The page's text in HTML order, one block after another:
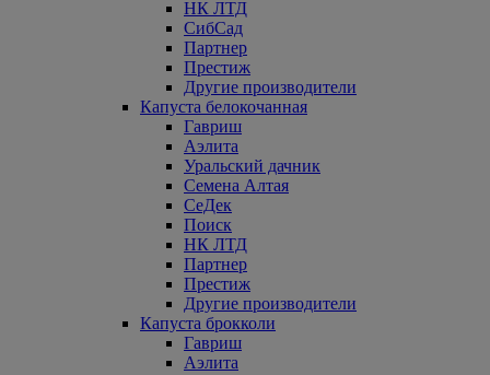
НК ЛТД
СибСад
Партнер
Престиж
Другие производители
Капуста белокочанная
Гавриш
Аэлита
Уральский дачник
Семена Алтая
СеДек
Поиск
НК ЛТД
Партнер
Престиж
Другие производители
Капуста брокколи
Гавриш
Аэлита